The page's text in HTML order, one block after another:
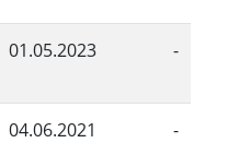
01.05.2023 -
04.06.2021 -